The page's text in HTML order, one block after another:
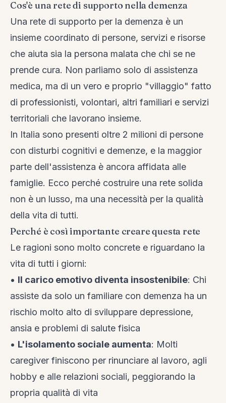
Cos'è una rete di supporto nella demenza
Una rete di supporto per la demenza è un
insieme coordinato di persone, servizi e risorse
che aiuta sia la persona malata che chi se ne
prende cura. Non parliamo solo di assistenza
medica, ma di un vero e proprio "villaggio" fatto
di professionisti, volontari, altri familiari e servizi
territoriali che lavorano insieme.
In Italia sono presenti oltre 2 milioni di persone
con disturbi cognitivi e demenze, e la maggior
parte dell'assistenza è ancora affidata alle
famiglie. Ecco perché costruire una rete solida
non è un lusso, ma una necessità per la qualità
della vita di tutti.
Perché è così importante creare questa rete
Le ragioni sono molto concrete e riguardano la
vita di tutti i giorni:
• Il carico emotivo diventa insostenibile: Chi
assiste da solo un familiare con demenza ha un
rischio molto alto di sviluppare depressione,
ansia e problemi di salute fisica
• L'isolamento sociale aumenta: Molti
caregiver finiscono per rinunciare al lavoro, agli
hobby e alle relazioni sociali, peggiorando la
propria qualità di vita